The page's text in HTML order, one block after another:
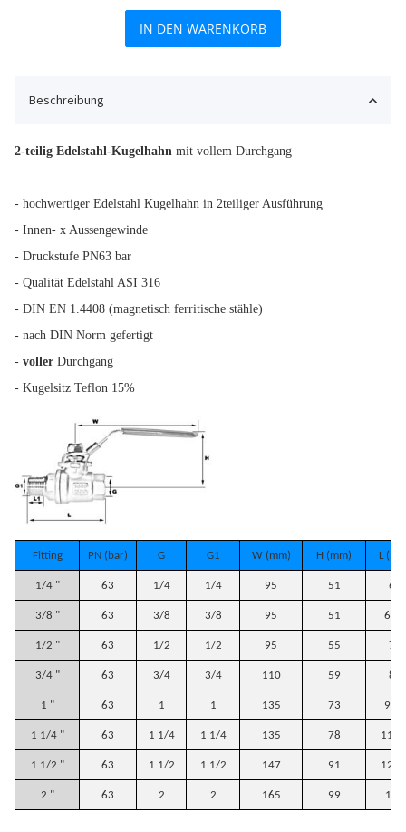
IN DEN WARENKORB
Beschreibung
2-teilig Edelstahl-Kugelhahn mit vollem Durchgang
- hochwertiger Edelstahl Kugelhahn in 2teiliger Ausführung
- Innen- x Aussengewinde
- Druckstufe PN63 bar
- Qualität Edelstahl ASI 316
- DIN EN 1.4408 (magnetisch ferritische stähle)
- nach DIN Norm gefertigt
- voller Durchgang
- Kugelsitz Teflon 15%
Fitting PN (bar) G G1 W (mm) H (mm) L
1/4 " 63 1/4 1/4 95 51 63
3/8 " 63 3/8 3/8 95 51 63,5
1/2 " 63 1/2 1/2 95 55 74
3/4 " 63 3/4 3/4 110 59 82
1 " 63 1 1 135 73 98,5
1 1/4 " 63 1 1/4 1 1/4 135 78
1 1/2 " 63 1 1/2 1 1/2 147 91
2 " 63 2 2 165 99 151